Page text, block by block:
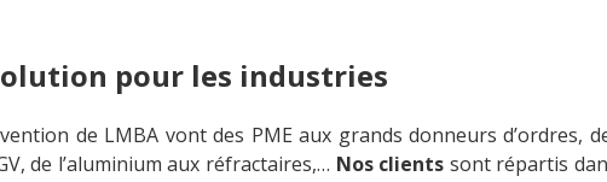
pour les industries
de LMBA vont des PME aux grands donneurs d’ordres,
de l’aluminium aux réfractaires,… Nos clients sont répartis